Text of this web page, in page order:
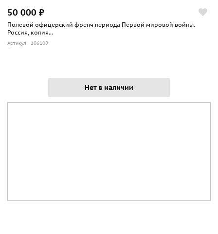
50 000 ₽
Полевой офицерский френч периода Первой мировой войны.
Россия, копия...
Артикул: 106108
Нет в наличии